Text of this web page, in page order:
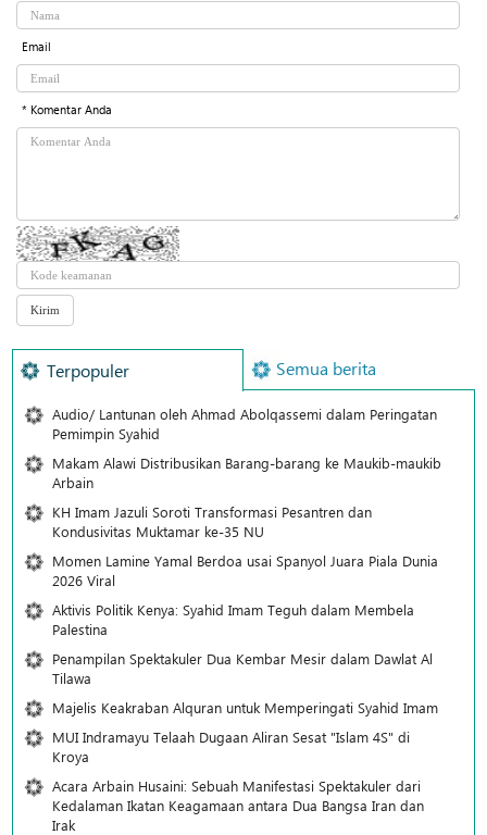
Email
* Komentar Anda
Terpopuler Semua berita
Audio/ Lantunan oleh Ahmad Abolqassemi dalam Peringatan
Pemimpin Syahid
Makam Alawi Distribusikan Barang-barang ke Maukib-maukib
Arbain
KH Imam Jazuli Soroti Transformasi Pesantren dan
Kondusivitas Muktamar ke-35 NU
Momen Lamine Yamal Berdoa usai Spanyol Juara Piala Dunia
2026 Viral
Aktivis Politik Kenya: Syahid Imam Teguh dalam Membela
Palestina
Penampilan Spektakuler Dua Kembar Mesir dalam Dawlat Al
Tilawa
Majelis Keakraban Alquran untuk Memperingati Syahid Imam
MUI Indramayu Telaah Dugaan Aliran Sesat "Islam 4S" di
Kroya
Acara Arbain Husaini: Sebuah Manifestasi Spektakuler dari
Kedalaman Ikatan Keagamaan antara Dua Bangsa Iran dan
Irak